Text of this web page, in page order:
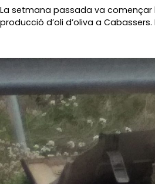
La setmana passada va
producció d’oli d’oliva a Cabassers.